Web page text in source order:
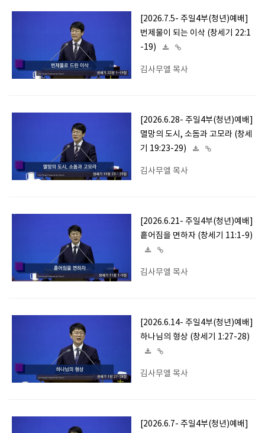
[2026.7.5- 주일4부(청년)예배]
번제물이 되는 이삭 (창세기 22:1
-19)
김사무엘 목사
[2026.6.28- 주일4부(청년)예배]
멸망의 도시, 소돔과 고모라 (창세
기 19:23-29)
김사무엘 목사
[2026.6.21- 주일4부(청년)예배]
흩어짐을 면하자 (창세기 11:1-9)
김사무엘 목사
[2026.6.14- 주일4부(청년)예배]
하나님의 형상 (창세기 1:27-28)
김사무엘 목사
[2026.6.7- 주일4부(청년)예배]